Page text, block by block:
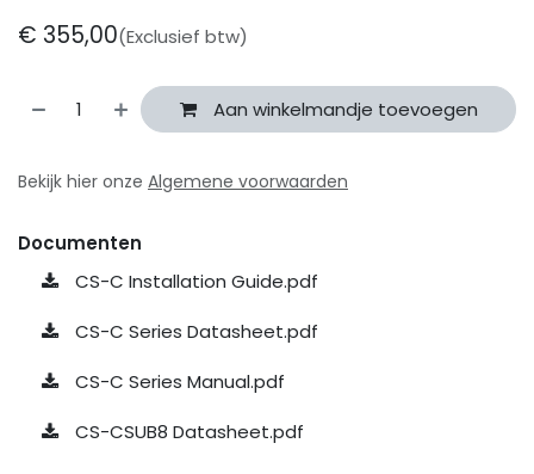
€ 355,00(Exclusief btw)
Aan winkelmandje toevoegen
Bekijk hier onze Algemene voorwaarden
Documenten
CS-C Installation Guide.pdf
CS-C Series Datasheet.pdf
CS-C Series Manual.pdf
CS-CSUB8 Datasheet.pdf